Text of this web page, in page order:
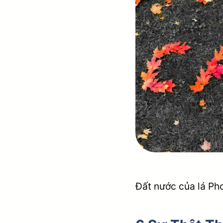
Đất nước của lá